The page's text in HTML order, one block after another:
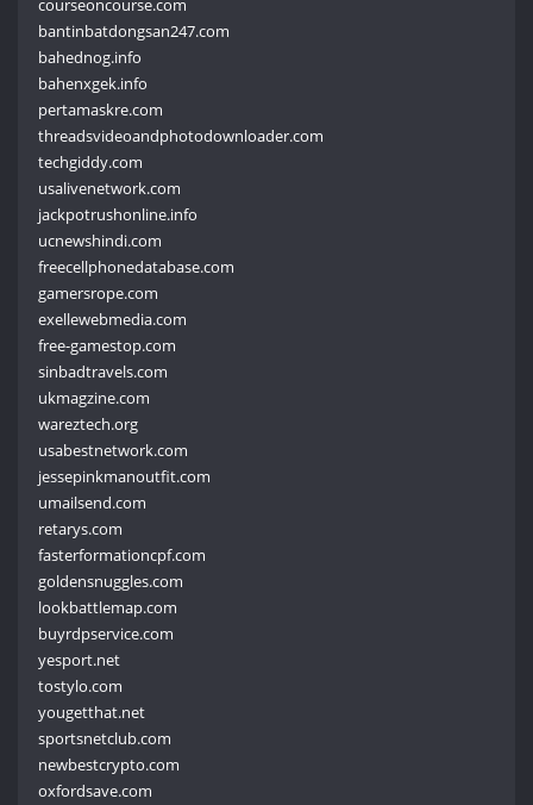
bantinbatdongsan247.com
bahednog.info
bahenxgek.info
pertamaskre.com
threadsvideoandphotodownloader.com
techgiddy.com
usalivenetwork.com
jackpotrushonline.info
ucnewshindi.com
freecellphonedatabase.com
gamersrope.com
exellewebmedia.com
free-gamestop.com
sinbadtravels.com
ukmagzine.com
wareztech.org
usabestnetwork.com
jessepinkmanoutfit.com
umailsend.com
retarys.com
fasterformationcpf.com
goldensnuggles.com
lookbattlemap.com
buyrdpservice.com
yesport.net
tostylo.com
yougetthat.net
sportsnetclub.com
newbestcrypto.com
oxfordsave.com